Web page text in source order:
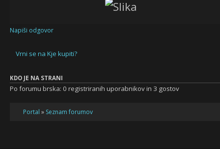
Napiši odgovor
Vrni se na Kje kupiti?
KDO JE NA STRANI
Po forumu brska: 0 registriranih uporabnikov in 3 gostov
Portal » Seznam forumov